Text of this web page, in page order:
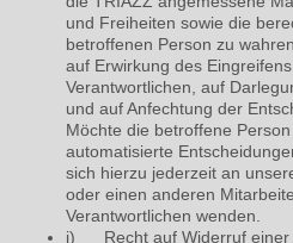
und Freiheiten sowie die
betroffenen Person zu
auf Erwirkung des
Verantwortlichen, auf
und auf Anfechtung der
Möchte die betroffene
automatisierte
sich hierzu jederzeit an
oder einen anderen
Verantwortlichen wenden.
i) Recht auf Widerruf einer